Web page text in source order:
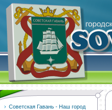
Советская Гавань - Наш город